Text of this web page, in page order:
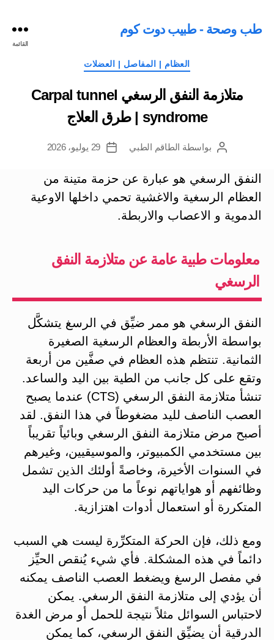
طب وصحة - طبيب دوت كوم
القائمة
التصنيفات
العظام | المفاصل | العضلات
متلازمة النفق الرسغي Carpal tunnel
syndrome | طرق العلاج
كاتببواسطة الطاقم الطبي
تاريخ
29 يوليو، 2026
النفق الرسغي هو عبارة عن حزمة متينة من
العظام الرسغية والاغشية تحمي داخلها الاوعية
الدموية و الاعصاب والاربطة.
معلومات طبية عامة عن متلازمة النفق
الرسغي
النفق الرسغي هو ممر ضيِّق في الرسغ يتشكَّل
بواسطة الأربطة والعظام الرسغية الصغيرة
الثمانية. تنتظم هذه العظام في صفَّين من أربعة
وتقع على كل جانب من الطية بين اليد والساعد.
تنشأ متلازمة النفق الرسغي (CTS) عندما يصبح
العصب الناصف لليد مضغوطاً في هذا النفق. لقد
أصبح مرض متلازمة النفق الرسغي وبائياً تقريباً
بين مستخدمي الكمبيوتر، والموسيقيين، وغيرهم
في السنوات الأخيرة، وخاصةً أولئك الذين تشمل
وظائفهم أو هواياتهم نوعاً ما من حركات اليد
المتكررة أو استعمال أدوات اهتزازية.
ومع ذلك، فإن الحركة المتكرِّرة ليست هي السبب
دائماً في هذه المشكلة. فأي شيء يُنقص الحيِّز
في مفصل الرسغ ويضغط العصب الناصف يمكنه
أن يؤدي إلى متلازمة النفق الرسغي. يمكن
لاحتباس السوائل مثلاً نتيجة للحمل أو مرض الغدة
الدرقية أن يضيِّق النفق الرسغي، كما يمكن